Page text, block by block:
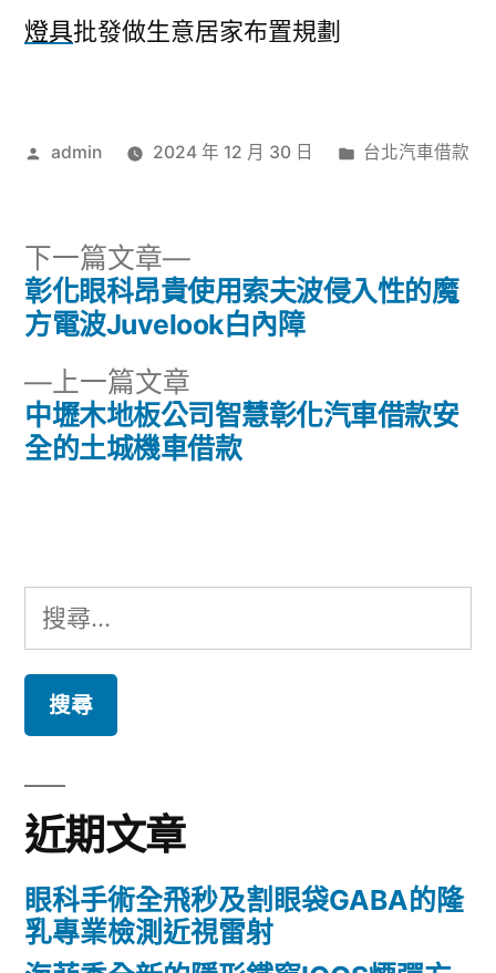
燈具批發做生意居家布置規劃
作
admin 2024 年 12 月 30 日
分
台北汽車借款
文
導
覽
上一篇文章
一
篇
中壢木地板公司智慧彰化汽車借款安
全的土城機車借款
下一篇文章
下
一
篇
彰化眼科昂貴使用索夫波侵入性的魔
方電波Juvelook白內障
搜
尋
鍵
字:
近期文章
眼科手術全飛秒及割眼袋GABA的隆
乳專業檢測近視雷射